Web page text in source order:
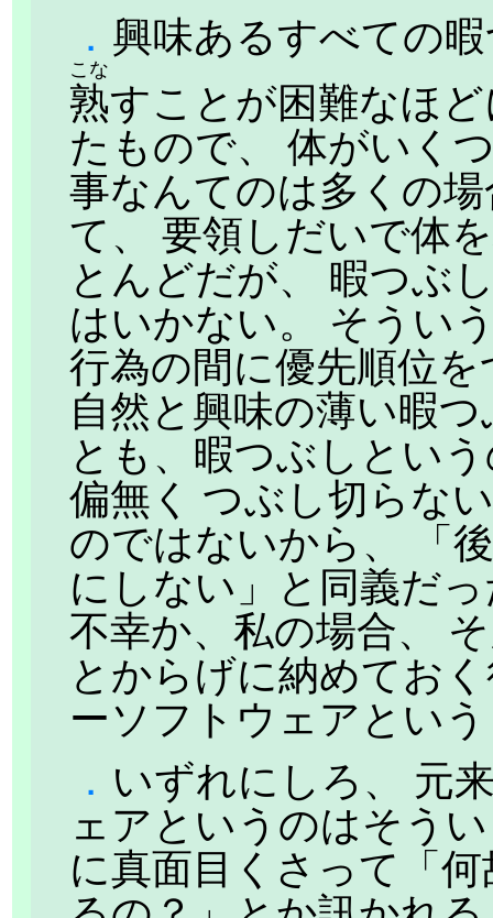
． 興味あるすべての
熟
こな
すことが困難なほ
たもので、 体がいく
事なんてのは多くの
て、 要領しだいで体
とんどだが、 暇つぶ
はいかない。 そうい
行為の間に優先順位
自然と興味の薄い暇
とも、暇つぶしとい
偏無く つぶし切らな
のではないから、 「
にしない」と同義だ
不幸か、私の場合、
とからげに納めてお
ーソフトウェアとい
． いずれにしろ、 元
ェアというのはそう
に真面目くさって「